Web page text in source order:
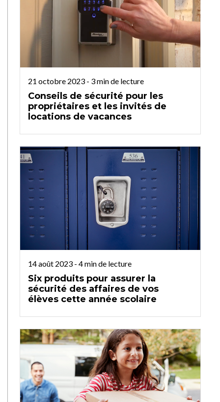
21 octobre 2023 - 3min de lecture
Conseils de sécurité pour les
propriétaires et les invités de
locations de vacances
14 août 2023 - 4min de lecture
Six produits pour assurer la
sécurité des affaires de vos
élèves cette année scolaire